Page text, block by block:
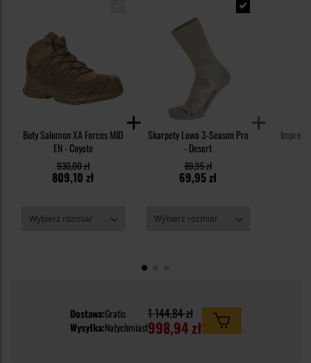
Buty Salomon XA Forces MID
EN - Coyote
809,10 zł
930,00 zł
Skarpety Lowa 3-Season Pro
- Desert
69,95 zł
89,95 zł
Dostawa:Gratis
Wysyłka:Natychmiast
1 144,84 zł
998,94 zł